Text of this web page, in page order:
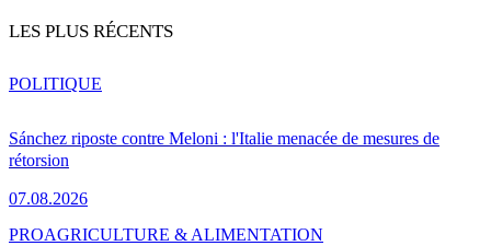
LES PLUS RÉCENTS
Sánchez riposte contre Meloni : l'Italie menacée de mesures de
rétorsion
07.08.2026
POLITIQUE
PROAGRICULTURE & ALIMENTATION